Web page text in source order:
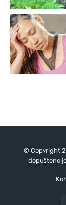
© Copyright
dopušteno